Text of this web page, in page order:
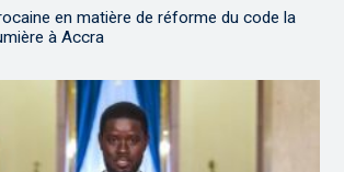
en matière de réforme du code la
à Accra